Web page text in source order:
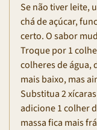
Se não tiver leite,
chá de açúcar,
certo. O sabor
Troque por 1
colheres de água,
mais baixo, mas
Substitua 2
adicione 1 colher
massa fica mais